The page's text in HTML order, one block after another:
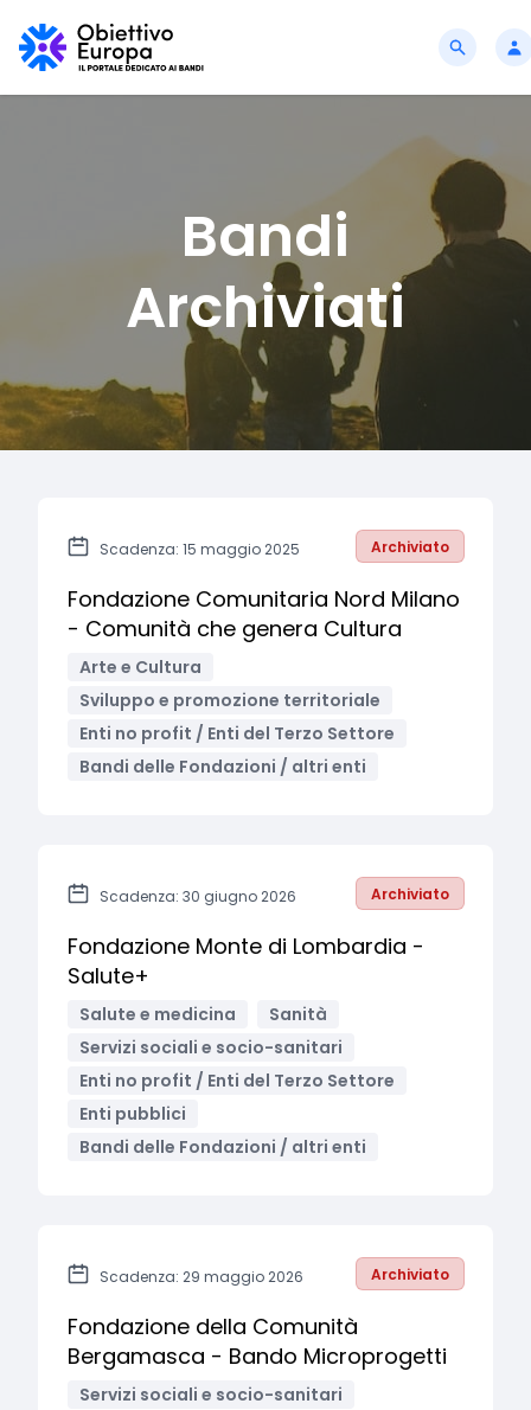
Bandi
Archiviati
Scadenza: 15 maggio 2025 Archiviato
Fondazione Comunitaria Nord Milano
- Comunità che genera Cultura
Arte e Cultura
Sviluppo e promozione territoriale
Enti no profit / Enti del Terzo Settore
Bandi delle Fondazioni / altri enti
Scadenza: 30 giugno 2026 Archiviato
Fondazione Monte di Lombardia -
Salute+
Salute e medicina
Sanità
Servizi sociali e socio-sanitari
Enti no profit / Enti del Terzo Settore
Enti pubblici
Bandi delle Fondazioni / altri enti
Scadenza: 29 maggio 2026 Archiviato
Fondazione della Comunità
Bergamasca - Bando Microprogetti
Servizi sociali e socio-sanitari